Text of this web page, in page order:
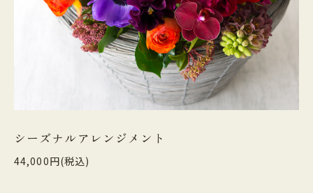
シーズナルアレンジメント
44,000円(税込)